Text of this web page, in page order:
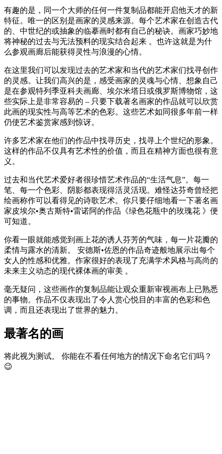
有趣的是，同一个大师的任何一件复制品都能开启他天才的新
特征。唯一的区别是画家的灵感来源。每个艺术家在创造古代
的、中世纪的或抽象的临摹画时都有自己的秘诀。画家巧妙地
将神秘的过去与无法预料的现实结合起来 。也许这就是为什
么参观画廊后能获得灵性与浪漫的心情。
在这里我们可以发现过去的艺术家和当代的艺术家们找寻创作
的灵感。让我们高兴的是，感受画家的灵魂与心情、想象自己
是在参观特列季亚科夫画廊、埃尔米塔日或俄罗斯博物馆，这
些实际上是非常容易的 – 只要下载著名画家的作品就可以欣赏
此画的现实性与高等艺术的色彩。这些艺术如同很多年前一样
仍使艺术鉴赏家感到惊讶。
许多艺术家在他们的作品中找寻历史，找寻上个世纪的形象。
这样的作品不仅具有艺术性的价值，而且在精神方面也很有意
义。
过去和当代艺术爱好者很珍惜艺术作品的“生活气息”。每一
笔、每一个色彩、阴影都表现得活灵活现。难怪达芬奇曾经把
绘画称作可以看得见的诗歌艺术。你只要仔细地看一下著名画
家皮埃尔•奥古斯特•雷诺阿的作品《绿色花瓶中的玫瑰花 》便
可知道。
你看一眼就能感觉到画上花的诱人芬芳的气味，每一片花瓣的
柔情与露水的清新。 安德斯•佐恩的作品奇迹般地展示出每个
女人的性感和优雅。作家很好的表现了充满学术风格与高尚的
未来主义动态的现代裸体画的审美 。
毫无疑问，这些画作的复制品能让观众重新审视画布上已熟悉
的事物。作品不仅表现出了令人赏心悦目的丰富的色彩和色
调，而且还表现出了世界的魅力。
最著名的画
将此视为测试。 你能在不看任何地方的情况下命名它们吗？
😉